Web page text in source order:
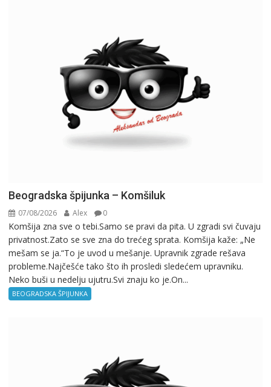
Beogradska špijunka – Komšiluk
07/08/2026 Alex 0
Komšija zna sve o tebi.Samo se pravi da pita. U zgradi svi čuvaju
privatnost.Zato se sve zna do trećeg sprata. Komšija kaže: „Ne
mešam se ja.“To je uvod u mešanje. Upravnik zgrade rešava
probleme.Najčešće tako što ih prosledi sledećem upravniku.
Neko buši u nedelju ujutru.Svi znaju ko je.On...
BEOGRADSKA ŠPIJUNKA